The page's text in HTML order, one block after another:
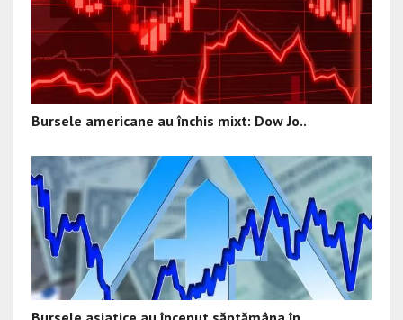
Bursele americane au închis mixt: Dow Jo..